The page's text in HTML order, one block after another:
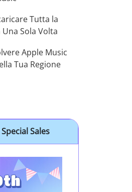
Tutta la
Sola Volta
Apple Music
Tua Regione
Sales